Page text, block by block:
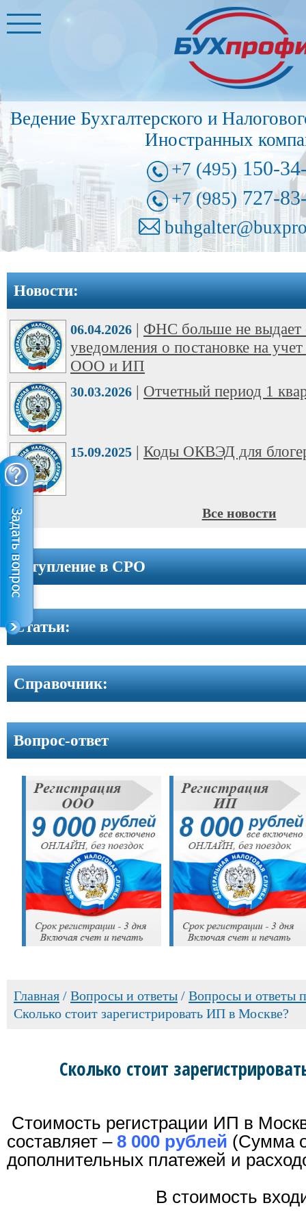
Главная
Иностранные
представительства
➩
Регистрация
➩
Внесение
изменений
в
ООО
➩
Юридические
адреса
Вступление
СРО
Новости
Cтатьи
Справочник
Вопрос-
ответ
Контакты
Ведение Бухгалтерского и
Иностранных
+7 (495) 150-
+7 (985)727-
Новости:
06.04.2026 | ФНС больше не выдает
уведомления о постановке на
ООО и ИП
30.03.2026 | Отчетный период 1
15.09.2025 | Коды ОКВЭД для
Все новости
Вступление в СРО
Cтатьи:
Справочник:
Вопрос-ответ
Главная / Вопросы и ответы / Вопросы и ответы
Сколько стоит зарегистрировать ИП в Москве?
Сколько стоит
Стоимость регистрации ИП в
составляет – 8 000 рублей (Сумма
дополнительных платежей и
В стоимость